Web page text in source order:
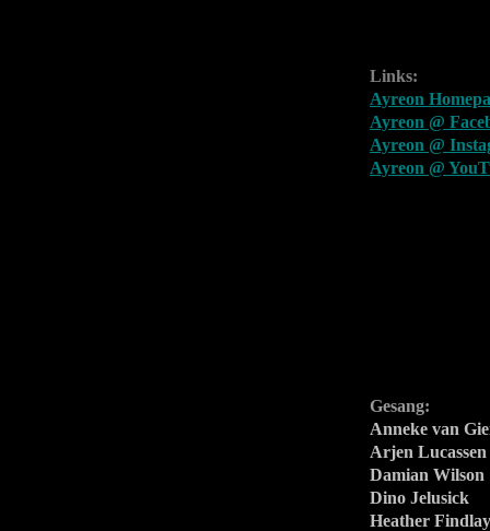
Links:
Ayreon
Ayreon @
Ayreon @
Ayreon @
Gesang:
Anneke van
Arjen Lucassen
Damian Wilson
Dino Jelusick
Heather Findlay